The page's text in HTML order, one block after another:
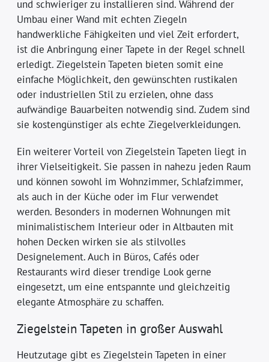
und schwieriger zu installieren sind. Während der
Umbau einer Wand mit echten Ziegeln
handwerkliche Fähigkeiten und viel Zeit erfordert,
ist die Anbringung einer Tapete in der Regel schnell
erledigt. Ziegelstein Tapeten bieten somit eine
einfache Möglichkeit, den gewünschten rustikalen
oder industriellen Stil zu erzielen, ohne dass
aufwändige Bauarbeiten notwendig sind. Zudem sind
sie kostengünstiger als echte Ziegelverkleidungen.
Ein weiterer Vorteil von Ziegelstein Tapeten liegt in
ihrer Vielseitigkeit. Sie passen in nahezu jeden Raum
und können sowohl im Wohnzimmer, Schlafzimmer,
als auch in der Küche oder im Flur verwendet
werden. Besonders in modernen Wohnungen mit
minimalistischem Interieur oder in Altbauten mit
hohen Decken wirken sie als stilvolles
Designelement. Auch in Büros, Cafés oder
Restaurants wird dieser trendige Look gerne
eingesetzt, um eine entspannte und gleichzeitig
elegante Atmosphäre zu schaffen.
Ziegelstein Tapeten in großer Auswahl
Heutzutage gibt es Ziegelstein Tapeten in einer